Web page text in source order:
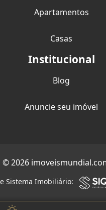
Apartamentos
Casas
Institucional
Blog
Anuncie seu imóvel
© 2026
Sistema Imobiliário: